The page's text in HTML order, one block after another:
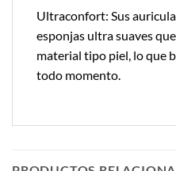
Ultraconfort: Sus
esponjas ultra suaves
material tipo piel, lo que
todo momento.